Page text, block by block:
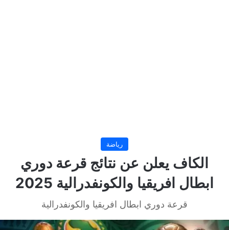
رياضة
الكاف يعلن عن نتائج قرعة دوري
ابطال افريقيا والكونفدرالية 2025
قرعة دوري ابطال افريقيا والكونفدرالية